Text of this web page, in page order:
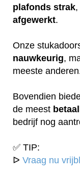
plafonds strak,
afgewerkt.
Onze
nauwkeurig,
meeste
Bovendien
de meest
bedrijf nog
✅ TIP:
ᐅ Vraag nu